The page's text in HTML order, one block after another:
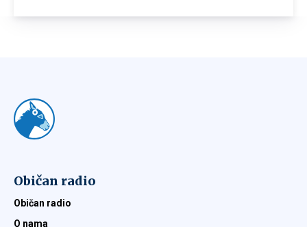
Običan radio
Običan radio
O nama